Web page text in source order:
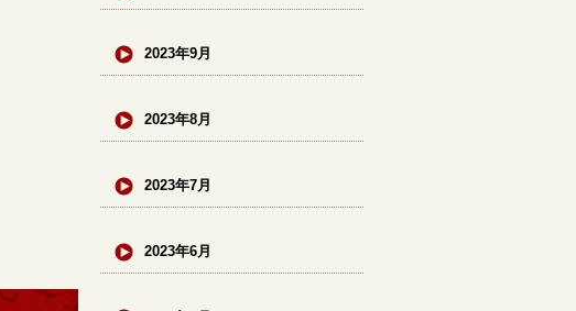
2023年9月
2023年8月
2023年7月
2023年6月